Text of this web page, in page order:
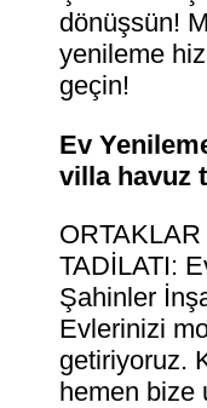
dönüşsün!
yenileme
geçin!
Ev
villa havuz
TADİLATI:
Şahinler
Evlerinizi
getiriyoruz.
hemen bize